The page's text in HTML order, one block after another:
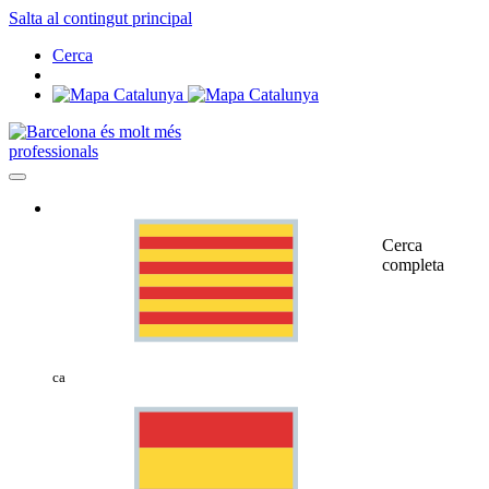
Salta al contingut principal
Cerca
professionals
ca
Cerca
completa